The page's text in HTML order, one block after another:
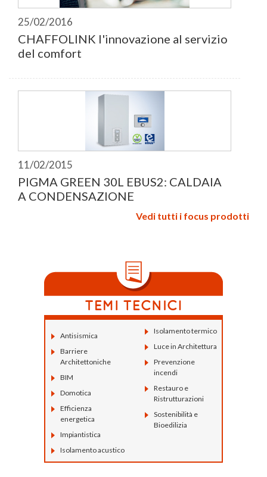
25/02/2016
CHAFFOLINK l'innovazione al servizio
del comfort
11/02/2015
PIGMA GREEN 30L EBUS2: CALDAIA
A CONDENSAZIONE
Vedi tutti i focus prodotti
Antisismica
Barriere
Architettoniche
BIM
Domotica
Efficienza
energetica
Impiantistica
Isolamento acustico
Isolamento termico
Luce in Architettura
Prevenzione
incendi
Restauro e
Ristrutturazioni
Sostenibilità e
Bioedilizia